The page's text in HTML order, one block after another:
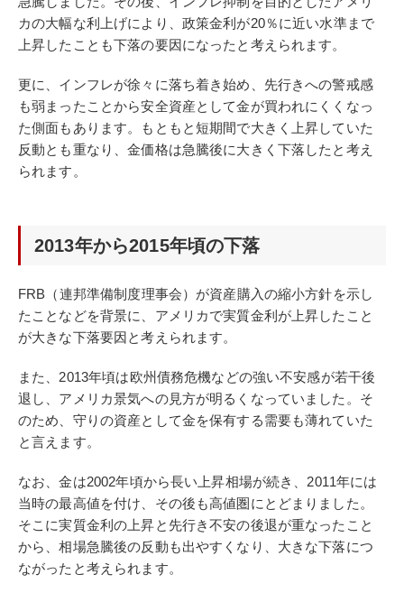
カの大幅な利上げにより、政策金利が20％に近い水準まで
上昇したことも下落の要因になったと考えられます。
更に、インフレが徐々に落ち着き始め、先行きへの警戒感
も弱まったことから安全資産として金が買われにくくなっ
た側面もあります。もともと短期間で大きく上昇していた
反動とも重なり、金価格は急騰後に大きく下落したと考え
られます。
2013年から2015年頃の下落
FRB（連邦準備制度理事会）が資産購入の縮小方針を示し
たことなどを背景に、アメリカで実質金利が上昇したこと
が大きな下落要因と考えられます。
また、2013年頃は欧州債務危機などの強い不安感が若干後
退し、アメリカ景気への見方が明るくなっていました。そ
のため、守りの資産として金を保有する需要も薄れていた
と言えます。
なお、金は2002年頃から長い上昇相場が続き、2011年には
当時の最高値を付け、その後も高値圏にとどまりました。
そこに実質金利の上昇と先行き不安の後退が重なったこと
から、相場急騰後の反動も出やすくなり、大きな下落につ
ながったと考えられます。